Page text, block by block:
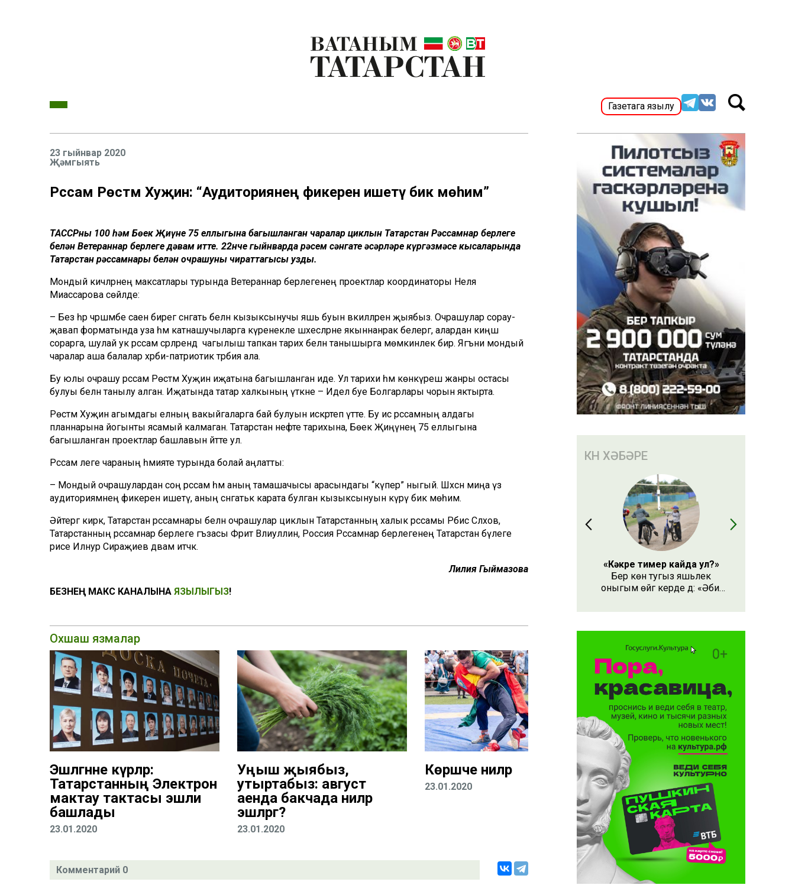
Газетага язылу
23 гыйнвар 2020
Җәмгыять
Рәссам Рөстәм Хуҗин: “Аудиториянең фикерен ишетү бик мөһим”
ТАССРның 100 һәм Бөек Җиңүнең 75 еллыгына багышланган чаралар циклын Татарстан Рәссамнар берлеге
белән Ветераннар берлеге дәвам итте. 22нче гыйнварда рәсем сәнгате әсәрләре күргәзмәсе кысаларында
Татарстан рәссамнары белән очрашуның чираттагысы узды.
Мондый кичәләрнең максатлары турында Ветераннар берлегенең проектлар координаторы Неля
Миассарова сөйләде:
– Без һәр чәршәмбе саен бирегә сәнгать белән кызыксынучы яшь буын вәкилләрен җыябыз. Очрашулар сорау-
җавап форматында уза һәм катнашучыларга күренекле шәхесләрне якыннанрак белергә, алардан киңәш
сорарга, шулай ук рәссам әсәрләрендә чагылыш тапкан тарих белән танышырга мөмкинлек бирә. Ягъни мондый
чаралар аша балалар хәрби-патриотик тәрбия ала.
Бу юлы очрашу рәссам Рөстәм Хуҗин иҗатына багышланган иде. Ул тарихи һәм көнкүреш жанры остасы
булуы белән танылу алган. Иҗатында татар халкының үткәне – Идел буе Болгарлары чорын яктырта.
Рөстәм Хуҗин агымдагы елның вакыйгаларга бай булуын искәртеп үтте. Бу исә рәссамның алдагы
планнарына йогынты ясамый калмаган. Татарстан нефте тарихына, Бөек Җиңүнең 75 еллыгына
багышланган проектлар башлавын әйтте ул.
Рәссам әлеге чараның әһәмияте турында болай аңлатты:
– Мондый очрашулардан соң рәссам һәм аның тамашачысы арасындагы “күпер” ныгый. Шәхсән миңа үз
аудиториямнең фикерен ишетү, аның сәнгатькә карата булган кызыксынуын күрү бик мөһим.
Әйтергә кирәк, Татарстан рәссамнары белән очрашулар циклын Татарстанның халык рәссамы Рәбис Сәләхов,
Татарстанның рәссамнар берлеге әгъзасы Фәрит Вәлиуллин, Россия Рәссамнар берлегенең Татарстан бүлеге
рәисе Илнур Сираҗиев дәвам итәчәк.
Лилия Гыймазова
БЕЗНЕҢ МАКС КАНАЛЫНА ЯЗЫЛЫГЫЗ!
Охшаш язмалар
Эшләгәнне күрәләр:
Татарстанның Электрон
мактау тактасы эшли
башлады
23.01.2020
Уңыш җыябыз,
утыртабыз: август
аенда бакчада ниләр
эшләргә?
23.01.2020
Көрәшче әниләр
23.01.2020
Комментарий 0
КӨН ХӘБӘРЕ
«Кәкре тимер кайда ул?»
Бер көн тугыз яшьлек
оныгым өйгә керде дә: «Әби,
ул?» – дип сорады.